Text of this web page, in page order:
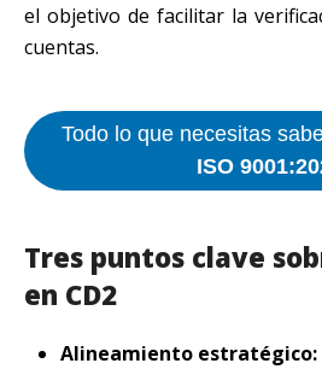
el objetivo de facilitar la
cuentas.
Todo lo que necesitas
ISO
Tres puntos clave
en CD2
Alineamiento estratégico: